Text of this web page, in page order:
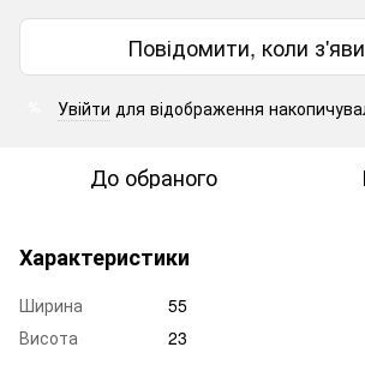
Повідомити, коли
Увійти для відображення
До обраного
Характеристики
Ширина
55
Висота
23